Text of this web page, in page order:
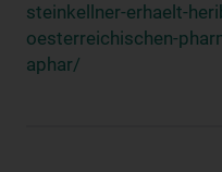
steinkellner-erhaelt-
oesterreichischen-
aphar/